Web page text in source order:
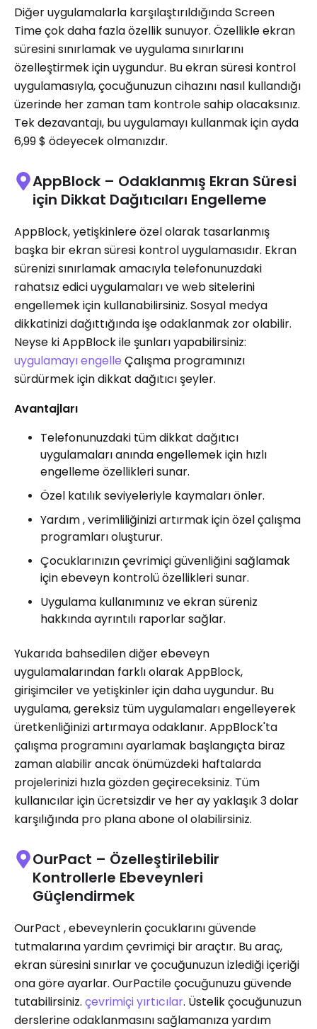
Diğer uygulamalarla karşılaştırıldığında Screen
Time çok daha fazla özellik sunuyor. Özellikle ekran
süresini sınırlamak ve uygulama sınırlarını
özelleştirmek için uygundur. Bu ekran süresi kontrol
uygulamasıyla, çocuğunuzun cihazını nasıl kullandığı
üzerinde her zaman tam kontrole sahip olacaksınız.
Tek dezavantajı, bu uygulamayı kullanmak için ayda
6,99 $ ödeyecek olmanızdır.
AppBlock – Odaklanmış Ekran Süresi
için Dikkat Dağıtıcıları Engelleme
AppBlock, yetişkinlere özel olarak tasarlanmış
başka bir ekran süresi kontrol uygulamasıdır. Ekran
sürenizi sınırlamak amacıyla telefonunuzdaki
rahatsız edici uygulamaları ve web sitelerini
engellemek için kullanabilirsiniz. Sosyal medya
dikkatinizi dağıttığında işe odaklanmak zor olabilir.
Neyse ki AppBlock ile şunları yapabilirsiniz:
uygulamayı engelle Çalışma programınızı
sürdürmek için dikkat dağıtıcı şeyler.
Avantajları
Telefonunuzdaki tüm dikkat dağıtıcı
uygulamaları anında engellemek için hızlı
engelleme özellikleri sunar.
Özel katılık seviyeleriyle kaymaları önler.
Yardım , verimliliğinizi artırmak için özel çalışma
programları oluşturur.
Çocuklarınızın çevrimiçi güvenliğini sağlamak
için ebeveyn kontrolü özellikleri sunar.
Uygulama kullanımınız ve ekran süreniz
hakkında ayrıntılı raporlar sağlar.
Yukarıda bahsedilen diğer ebeveyn
uygulamalarından farklı olarak AppBlock,
girişimciler ve yetişkinler için daha uygundur. Bu
uygulama, gereksiz tüm uygulamaları engelleyerek
üretkenliğinizi artırmaya odaklanır. AppBlock'ta
çalışma programını ayarlamak başlangıçta biraz
zaman alabilir ancak önümüzdeki haftalarda
projelerinizi hızla gözden geçireceksiniz. Tüm
kullanıcılar için ücretsizdir ve her ay yaklaşık 3 dolar
karşılığında pro plana abone ol olabilirsiniz.
OurPact – Özelleştirilebilir
Kontrollerle Ebeveynleri
Güçlendirmek
OurPact , ebeveynlerin çocuklarını güvende
tutmalarına yardım çevrimiçi bir araçtır. Bu araç,
ekran süresini sınırlar ve çocuğunuzun izlediği içeriği
ona göre ayarlar. OurPactile çocuğunuzu güvende
tutabilirsiniz. çevrimiçi yırtıcılar. Üstelik çocuğunuzun
derslerine odaklanmasını sağlamanıza yardım